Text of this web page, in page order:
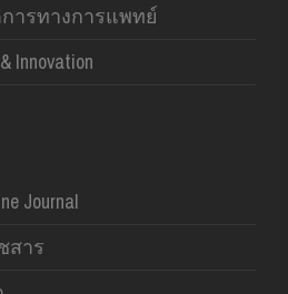
ารทางการแพทย์
Innovation
Journal
สาร